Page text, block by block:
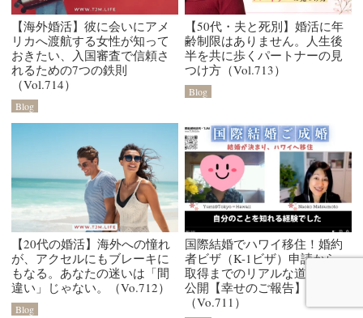
【海外婚活】彼に会いにアメ
リカへ渡航する女性が知って
おきたい、入国審査で信頼さ
れるための7つの鉄則
（Vol.714）
Blog
【50代・夫と死別】婚活に年
齢制限はありません。人生後
半を共に歩くパートナーの見
つけ方（Vol.713）
Blog
【20代の婚活】海外への憧れ
が、アクセルにもブレーキに
もなる。あなたの迷いは「間
違い」じゃない。（Vo.712）
Blog
国際結婚でハワイ移住！婚約
者ビザ（K-1ビザ）申請から
取得までのリアルな道のりを
公開【幸せのご報告】
（Vo.711）